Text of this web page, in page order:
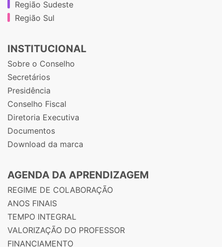
Região Sudeste
Região Sul
INSTITUCIONAL
Sobre o Conselho
Secretários
Presidência
Conselho Fiscal
Diretoria Executiva
Documentos
Download da marca
AGENDA DA APRENDIZAGEM
REGIME DE COLABORAÇÃO
ANOS FINAIS
TEMPO INTEGRAL
VALORIZAÇÃO DO PROFESSOR
FINANCIAMENTO